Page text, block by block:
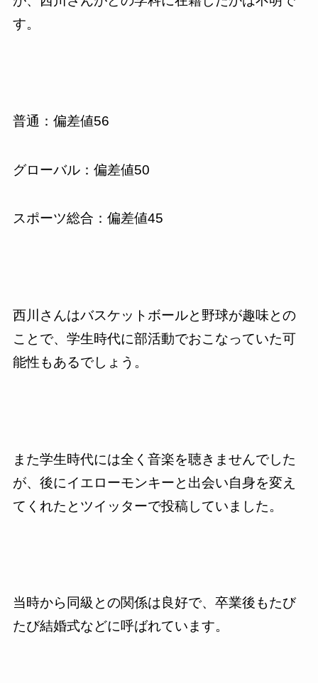
す。
普通：偏差値56
グローバル：偏差値50
スポーツ総合：偏差値45
西川さんはバスケットボールと野球が趣味との
ことで、学生時代に部活動でおこなっていた可
能性もあるでしょう。
また学生時代には全く音楽を聴きませんでした
が、後にイエローモンキーと出会い自身を変え
てくれたとツイッターで投稿していました。
当時から同級との関係は良好で、卒業後もたび
たび結婚式などに呼ばれています。